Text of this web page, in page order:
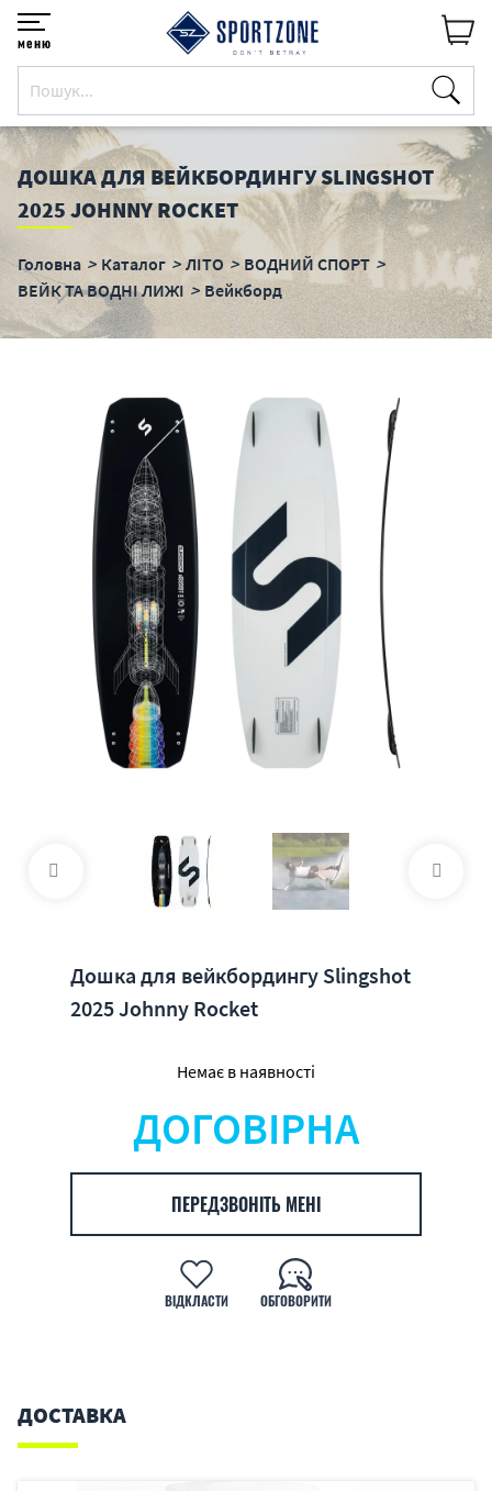
меню
ДОШКА ДЛЯ ВЕЙКБОРДИНГУ SLINGSHOT
2025 JOHNNY ROCKET
Головна Каталог ЛІТО
ВОДНИЙ СПОРТ
ВЕЙК ТА ВОДНІ ЛИЖІ
Вейкборд
Дошка для вейкбордингу Slingshot
2025 Johnny Rocket
Немає в наявності
ДОГОВІРНА
ПЕРЕДЗВОНІТЬ МЕНІ
ВІДКЛАСТИ ОБГОВОРИТИ
ДОСТАВКА